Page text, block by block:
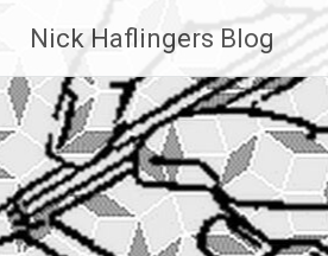
Inhalt
springen
Nick Haflingers Blog